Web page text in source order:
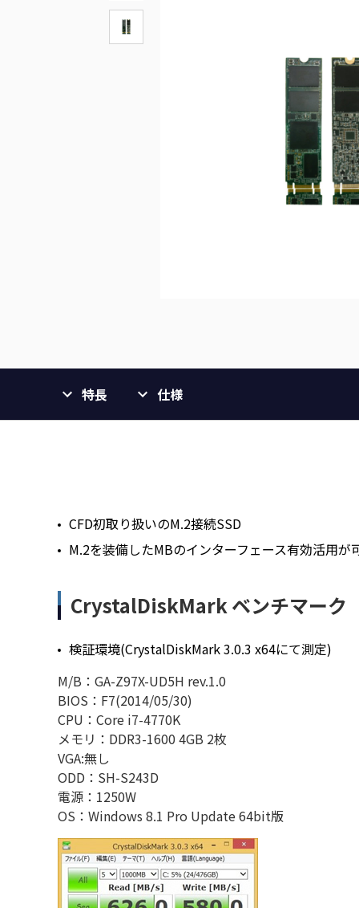
特長 仕様
CFD初取り扱いのM.2接続SSD
M.2を装備したMBのインターフェース有効活用が
CrystalDiskMark ベンチマーク
検証環境(CrystalDiskMark 3.0.3 x64にて測定)
M/B：GA-Z97X-UD5H rev.1.0
BIOS：F7(2014/05/30)
CPU：Core i7-4770K
メモリ：DDR3-1600 4GB 2枚
VGA:無し
ODD：SH-S243D
電源：1250W
OS：Windows 8.1 Pro Update 64bit版